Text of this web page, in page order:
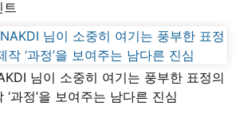
님이 소중히 여기는 풍부한 표정의
과정’을 보여주는 남다른 진심